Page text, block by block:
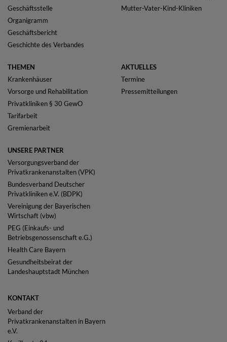
Geschäftsstelle
Organigramm
Geschäftsbericht
Geschichte des Verbandes
Mutter-Vater-Kind-Kliniken
THEMEN
Krankenhäuser
Vorsorge und Rehabilitation
Privatkliniken § 30 GewO
Tarifarbeit
Gremienarbeit
AKTUELLES
Termine
Pressemitteilungen
UNSERE PARTNER
Versorgungsverband der
Privatkrankenanstalten (VPK)
Bundesverband Deutscher
Privatkliniken e.V. (BDPK)
Vereinigung der Bayerischen
Wirtschaft (vbw)
PEG (Einkaufs- und
Betriebsgenossenschaft e.G.)
Health Care Bayern
Gesundheitsbeirat der
Landeshauptstadt München
KONTAKT
Verband der
Privatkrankenanstalten in Bayern
e.V.